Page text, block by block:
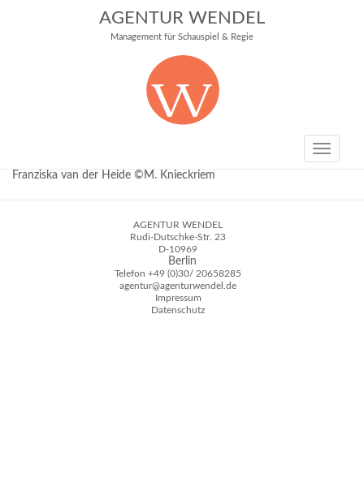
AGENTUR WENDEL
Management für Schauspiel & Regie
Toggle
Franziska van der Heide ©M. Knieckriem
AGENTUR WENDEL
Rudi-Dutschke-Str. 23
D-10969
Berlin
Telefon +49 (0)30/ 20658285
agentur@agenturwendel.de
Impressum
Datenschutz